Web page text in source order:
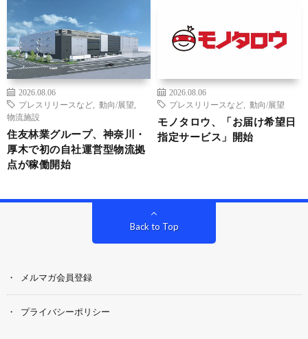
2026.08.06
プレスリリースなど
動向/展望
物流施設
住友林業グループ、神奈川・
厚木で初の自社運営型物流拠
点が稼働開始
2026.08.06
プレスリリースなど
動向/展望
モノタロウ、「お届け希望日
指定サービス」開始
Back to Top
メルマガ会員登録
プライバシーポリシー